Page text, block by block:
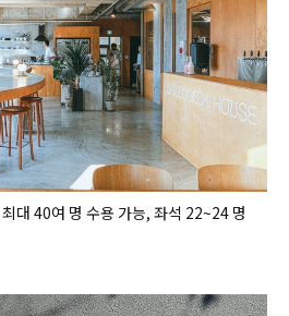
대 40여 명 수용 가능, 좌석 22~24 명